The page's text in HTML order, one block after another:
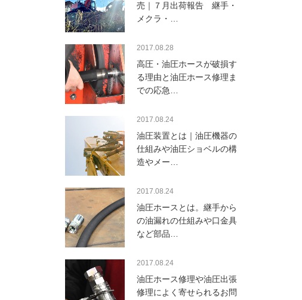
売｜７月出荷報告 継手・
メクラ・…
2017.08.28
高圧・油圧ホースが破損す
る理由と油圧ホース修理ま
での応急…
2017.08.24
油圧装置とは｜油圧機器の
仕組みや油圧ショベルの構
造やメー…
2017.08.24
油圧ホースとは。継手から
の油漏れの仕組みや口金具
など部品…
2017.08.24
油圧ホース修理や油圧出張
修理によく寄せられるお問